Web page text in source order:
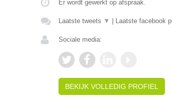
Er wordt gewerkt op afspraak.
Laatste tweets ▼ Laatste facebook
Sociale media:
BEKIJK VOLLEDIG PROFIEL